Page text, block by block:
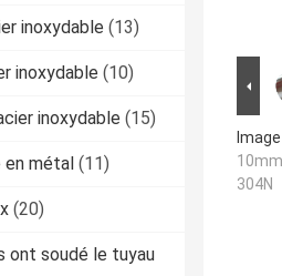
inoxydable (13)
inoxydable (10)
inoxydable (15)
métal (11)
(20)
ont soudé le tuyau
304N